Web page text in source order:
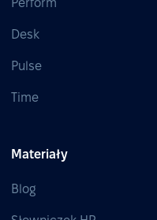
Perform
Desk
Pulse
Time
Materiały
Blog